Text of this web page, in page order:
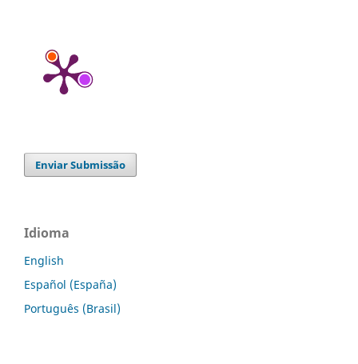
Enviar Submissão
Idioma
English
Español (España)
Português (Brasil)